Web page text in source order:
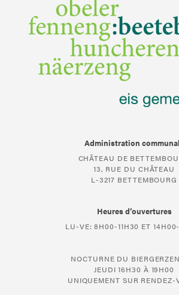
Administration
CHÂTEAU DE
13, RUE DU CHÂTEAU
L-3217 BETTEMBOURG
Heures d’ouvertures
LU-VE: 8H00-11H30 ET
NOCTURNE DU
JEUDI 16H30 À 19H00
UNIQUEMENT SUR RENDEZ-